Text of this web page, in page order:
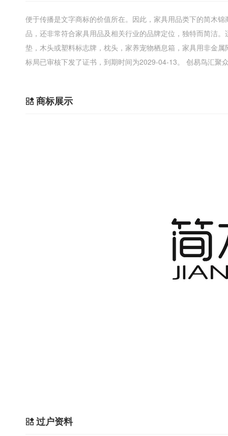
便于传播是文字商标的价值所在。因此，家具用品类下的简木
品，还非常符合家具用品及相关行业的品牌定位，独特而简洁
垫，木头或塑料标志牌，枕头，家养宠物栖息箱，家具用非金
标局已审核下发了证书，到期时间为2029-04-13。 创易鸟汇聚
商标展示
过户资料